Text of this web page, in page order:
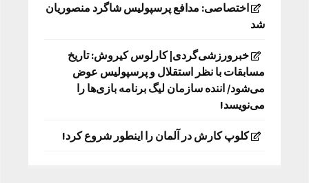
اختصاصی: مدافع پرسپولیس شاگرد منصوریان
شد
خبرورزشی‌گردی| کارلوس کیروش: تاریخ
مسابقات با نظر استقلال و پرسپولیس عوض
می‌شود/ اننده سازمان لیگ برنامه بازی‌ها را
می‌نویسد!
کلوپ کارش در آلمان را اینطور شروع کرد!